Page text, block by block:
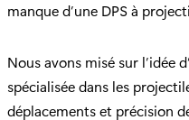
manque d’une DPS à
Nous avons misé sur l’idée
spécialisée dans les
déplacements et précision